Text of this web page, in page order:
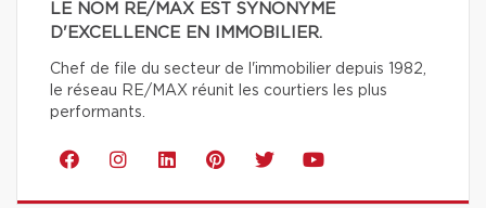
LE NOM RE/MAX EST SYNONYME
D'EXCELLENCE EN IMMOBILIER.
Chef de file du secteur de l'immobilier depuis 1982,
le réseau RE/MAX réunit les courtiers les plus
performants.